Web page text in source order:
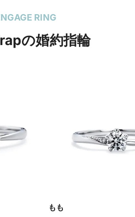
RING
の婚約指輪
もも